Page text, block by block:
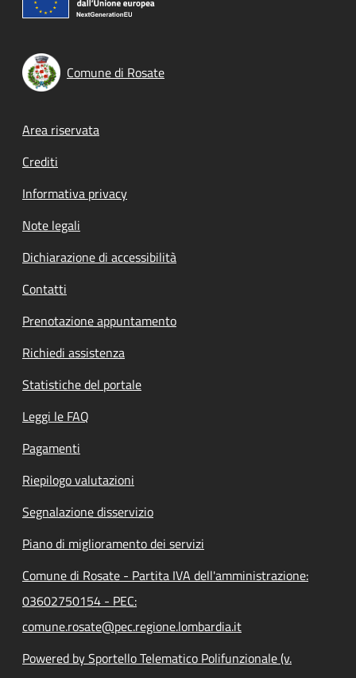
Comune di Rosate
Footer menu
Area riservata
Crediti
Informativa privacy
Note legali
Dichiarazione di accessibilità
Contatti
Prenotazione appuntamento
Richiedi assistenza
Statistiche del portale
Leggi le FAQ
Pagamenti
Riepilogo valutazioni
Segnalazione disservizio
Piano di miglioramento dei servizi
Comune di Rosate - Partita IVA dell'amministrazione:
03602750154 - PEC:
comune.rosate@pec.regione.lombardia.it
Powered by Sportello Telematico Polifunzionale (v.